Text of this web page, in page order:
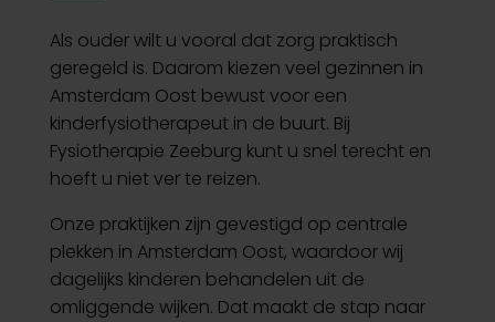
Als ouder wilt u vooral dat zorg praktisch
geregeld is. Daarom kiezen veel gezinnen in
Amsterdam Oost bewust voor een
kinderfysiotherapeut in de buurt. Bij
Fysiotherapie Zeeburg kunt u snel terecht en
hoeft u niet ver te reizen.
Onze praktijken zijn gevestigd op centrale
plekken in Amsterdam Oost, waardoor wij
dagelijks kinderen behandelen uit de
omliggende wijken. Dat maakt de stap naar